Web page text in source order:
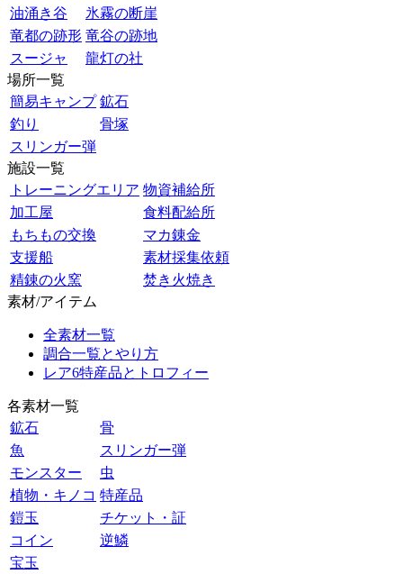
油涌き谷
氷霧の断崖
竜都の跡形 竜谷の跡地
スージャ
龍灯の社
場所一覧
簡易キャンプ 鉱石
釣り
骨塚
スリンガー弾
施設一覧
トレーニングエリア 物資補給所
加工屋
食料配給所
もちもの交換
マカ錬金
支援船
素材採集依頼
精錬の火窯
焚き火焼き
素材/アイテム
全素材一覧
調合一覧とやり方
レア6特産品とトロフィー
各素材一覧
鉱石
骨
魚
スリンガー弾
モンスター
虫
植物・キノコ 特産品
鎧玉
チケット・証
コイン
逆鱗
宝玉